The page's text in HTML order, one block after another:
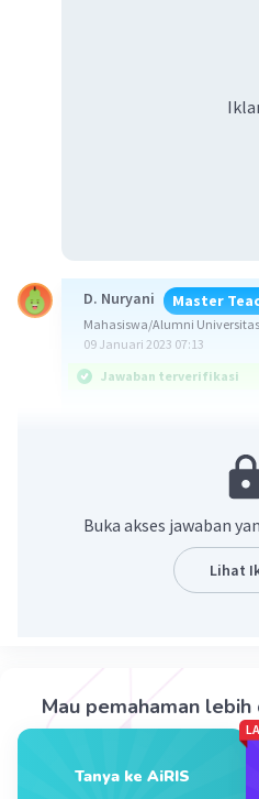
D. Nuryani Master
Mahasiswa/Alumni
09 Januari 2023 07:13
Jawaban terverifikasi
Sifat bilangan eksponen
Beri Rating·3.0 1)
Buka akses jawaban
Lihat
Mau pemahaman
Tanya ke AiRIS